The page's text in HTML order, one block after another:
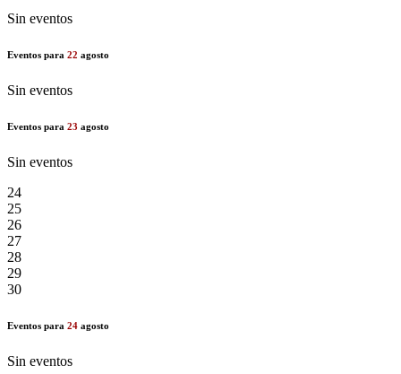
Sin eventos
Eventos para 22 agosto
Sin eventos
Eventos para 23 agosto
Sin eventos
24
25
26
27
28
29
30
Eventos para 24 agosto
Sin eventos